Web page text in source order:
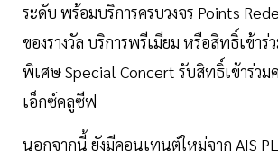
ระดับ พร้อมบริการครบวงจร Points
ของรางวัล บริการพรีเมียม หรือสิทธิ์เข้าร่
พิเศษ Special Concert รับสิทธิ์เข้าร่วม
เอ็กซ์คลูซีฟ
นอกจากนี้ ยังมีคอนเทนต์ใหม่จาก AIS